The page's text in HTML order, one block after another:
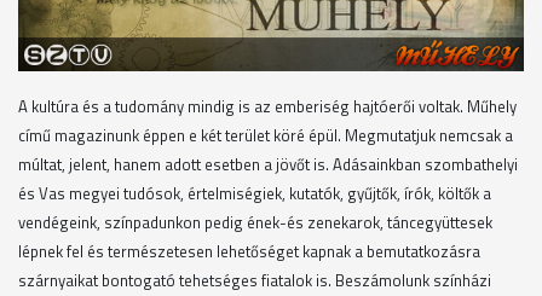
A kultúra és a tudomány mindig is az emberiség hajtóerői voltak. Műhely
című magazinunk éppen e két terület köré épül. Megmutatjuk nemcsak a
múltat, jelent, hanem adott esetben a jövőt is. Adásainkban szombathelyi
és Vas megyei tudósok, értelmiségiek, kutatók, gyűjtők, írók, költők a
vendégeink, színpadunkon pedig ének-és zenekarok, táncegyüttesek
lépnek fel és természetesen lehetőséget kapnak a bemutatkozásra
szárnyaikat bontogató tehetséges fiatalok is. Beszámolunk színházi